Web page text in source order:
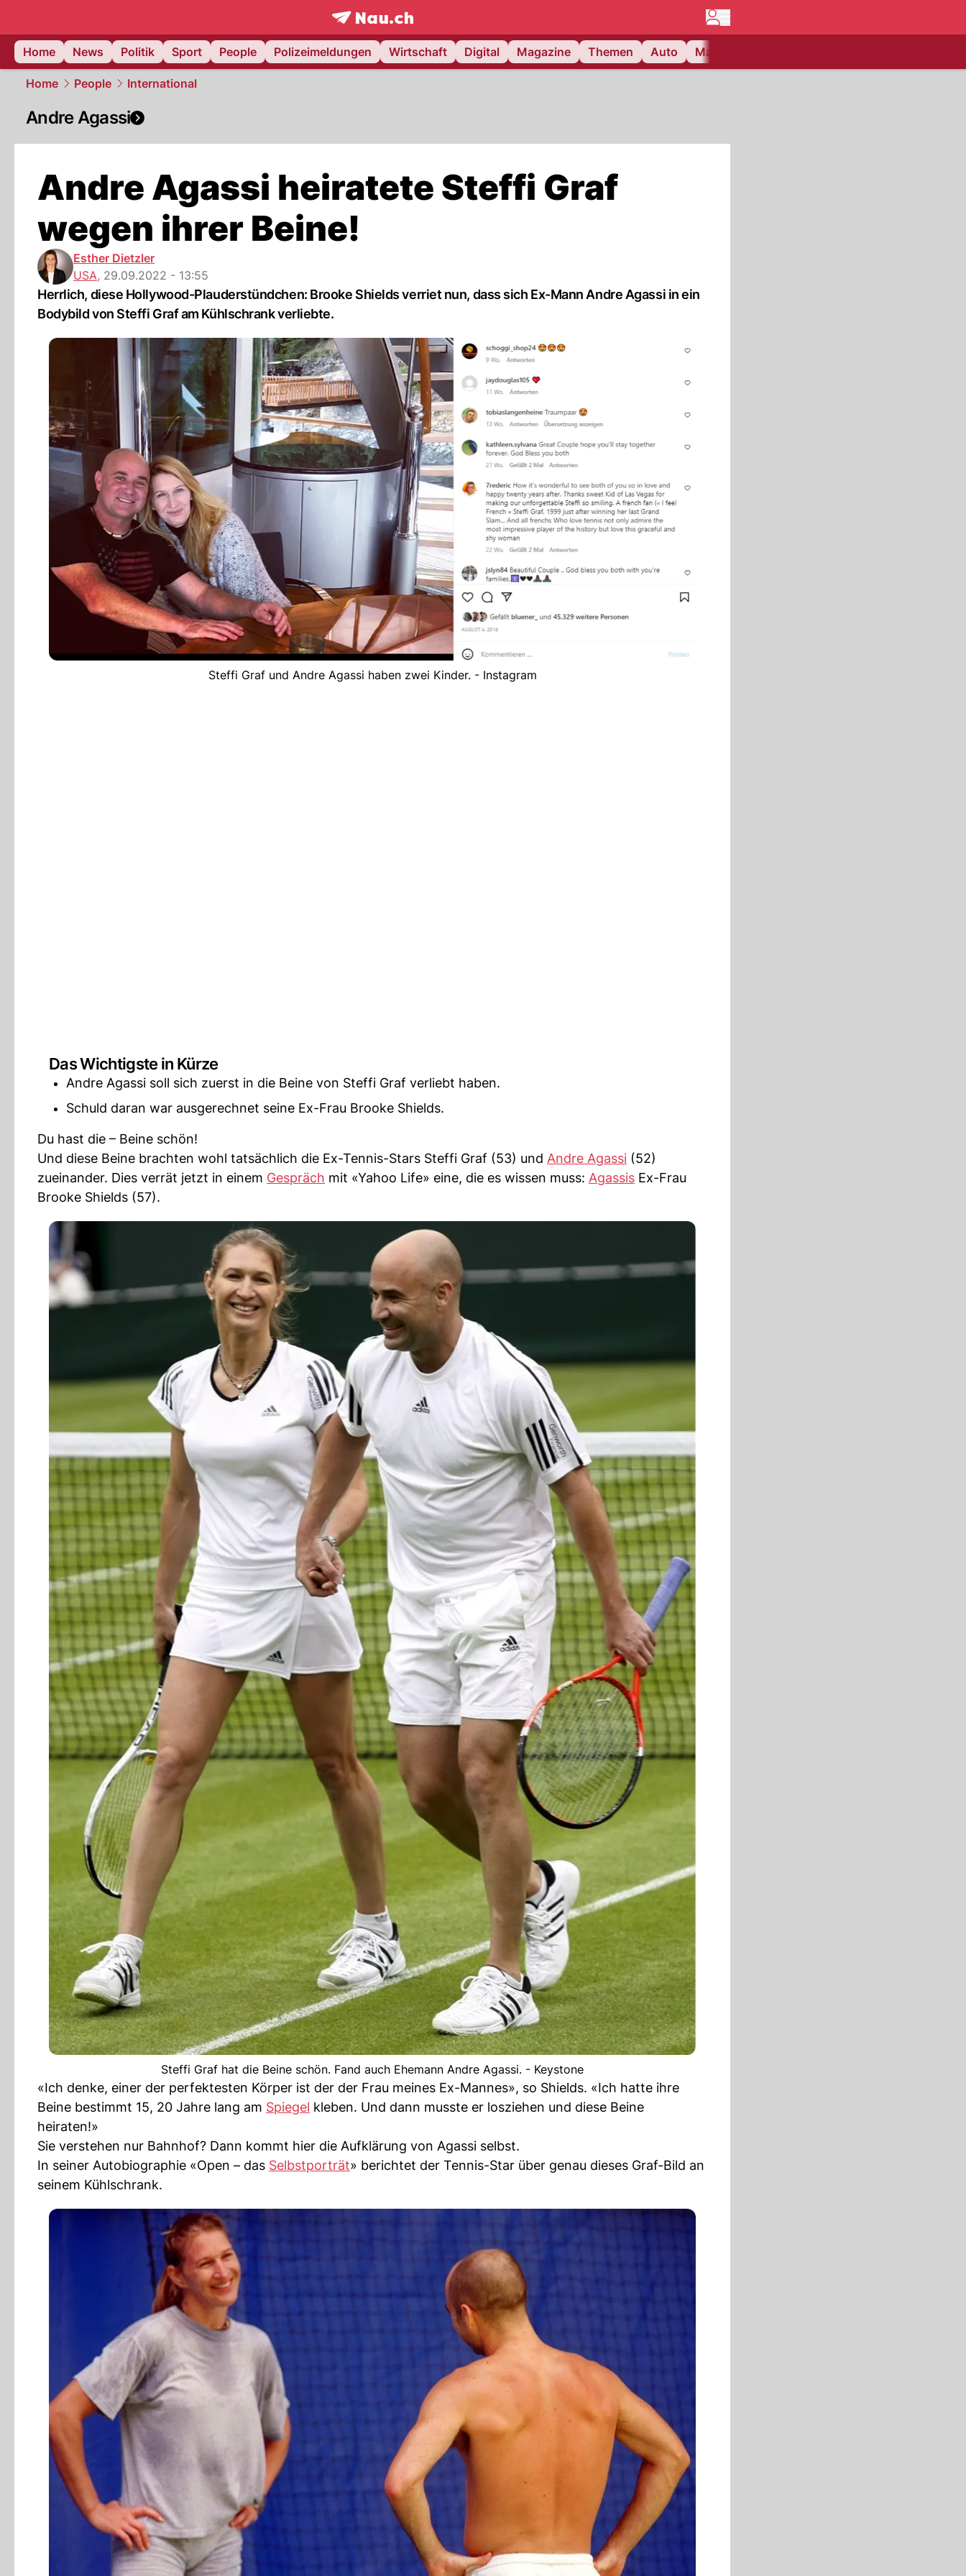
frontpage.NAU.ch
Home
News Politik Sport People Polizeimeldungen Wirtschaft Digital Magazine Themen Auto Matchcenter
Home People International
Andre Agassi
Andre Agassi heiratete Steffi Graf
wegen ihrer Beine!
Esther Dietzler
USA, 29.09.2022 - 13:55
Herrlich, diese Hollywood-Plauderstündchen: Brooke Shields verriet nun, dass sich Ex-Mann Andre Agassi in ein
Bodybild von Steffi Graf am Kühlschrank verliebte.
Steffi Graf und Andre Agassi haben zwei Kinder. - Instagram
Das Wichtigste in Kürze
Andre Agassi soll sich zuerst in die Beine von Steffi Graf verliebt haben.
Schuld daran war ausgerechnet seine Ex-Frau Brooke Shields.
Du hast die – Beine schön!
Und diese Beine brachten wohl tatsächlich die Ex-Tennis-Stars Steffi Graf (53) und Andre Agassi (52)
zueinander. Dies verrät jetzt in einem Gespräch mit «Yahoo Life» eine, die es wissen muss: Agassis Ex-Frau
Brooke Shields (57).
Steffi Graf hat die Beine schön. Fand auch Ehemann Andre Agassi. - Keystone
«Ich denke, einer der perfektesten Körper ist der der Frau meines Ex-Mannes», so Shields. «Ich hatte ihre
Beine bestimmt 15, 20 Jahre lang am Spiegel kleben. Und dann musste er losziehen und diese Beine
heiraten!»
Sie verstehen nur Bahnhof? Dann kommt hier die Aufklärung von Agassi selbst.
In seiner Autobiographie «Open – das Selbstporträt» berichtet der Tennis-Star über genau dieses Graf-Bild an
seinem Kühlschrank.